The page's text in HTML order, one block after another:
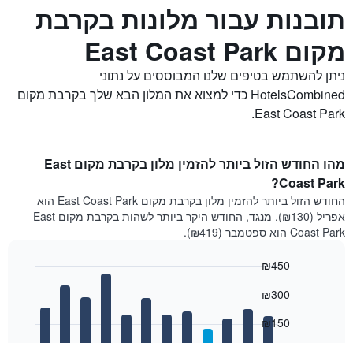
תובנות עבור מלונות בקרבת
מקום East Coast Park
ניתן להשתמש בטיפים שלנו המבוססים על נתוני
HotelsCombined כדי למצוא את המלון הבא שלך בקרבת מקום
East Coast Park.
מהו החודש הזול ביותר להזמין מלון בקרבת מקום East
Coast Park?
החודש הזול ביותר להזמין מלון בקרבת מקום East Coast Park הוא
אפריל (₪130). מנגד, החודש היקר ביותר לשהות בקרבת מקום East
Coast Park הוא ספטמבר (₪419).
₪150
₪300
₪450